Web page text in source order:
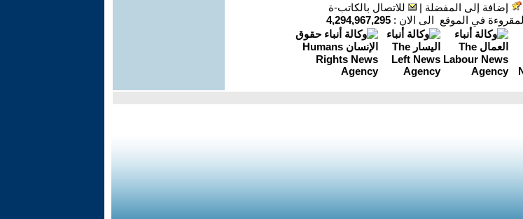
إضافة إلى المفضلة |
للاتصال بالكاتب-ة
في الموقع الى الان : 4,294,967,295